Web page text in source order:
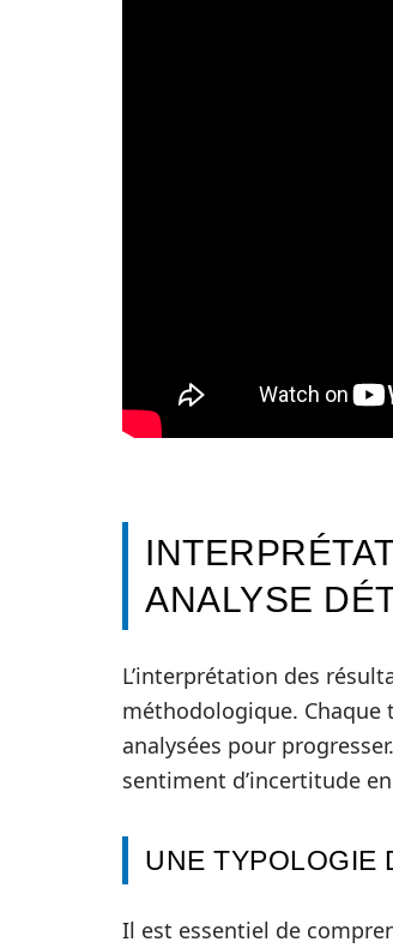
ANALYSE
L’interprétation des
méthodologique.
analysées pour
sentiment d’incertitude
UNE TYPOLOGIE
Il est essentiel de